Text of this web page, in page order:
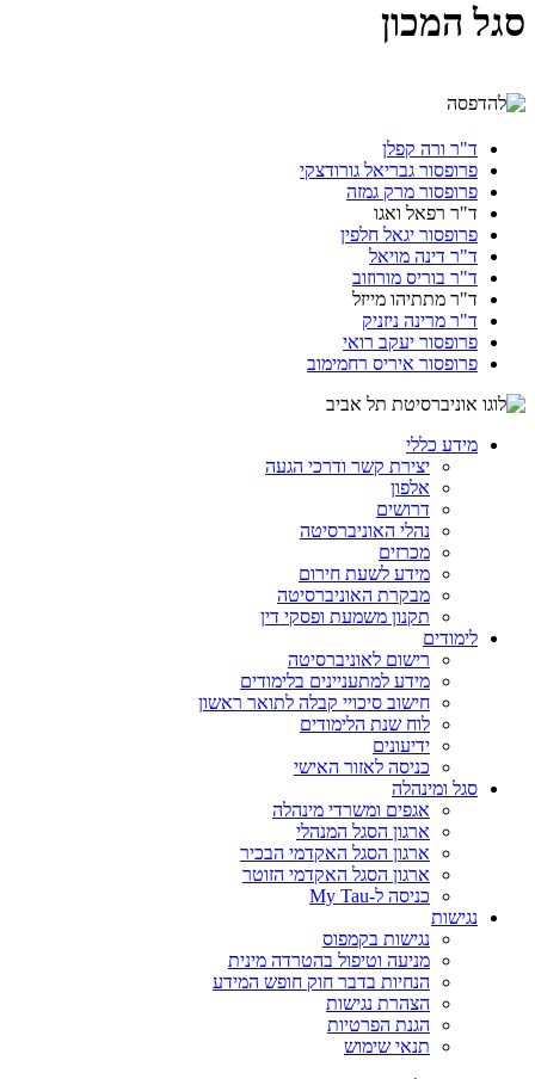
סגל המכון
ד"ר ורה קפלן
פרופסור גבריאל גורודצקי
פרופסור מרק גמזה
ד"ר רפאל ואגו
פרופסור יגאל חלפין
ד"ר דינה מויאל
ד"ר בוריס מורוזוב
ד"ר מתתיהו מייזל
ד"ר מרינה ניזניק
פרופסור יעקב רואי
פרופסור איריס רחמימוב
מידע כללי
יצירת קשר ודרכי הגעה
אלפון
דרושים
נהלי האוניברסיטה
מכרזים
מידע לשעת חירום
מבקרת האוניברסיטה
תקנון משמעת ופסקי דין
לימודים
רישום לאוניברסיטה
מידע למתעניינים בלימודים
חישוב סיכויי קבלה לתואר ראשון
לוח שנת הלימודים
ידיעונים
כניסה לאזור האישי
סגל ומינהלה
אגפים ומשרדי מינהלה
ארגון הסגל המנהלי
ארגון הסגל האקדמי הבכיר
ארגון הסגל האקדמי הזוטר
כניסה ל-My Tau
נגישות
נגישות בקמפוס
מניעה וטיפול בהטרדה מינית
הנחיות בדבר חוק חופש המידע
הצהרת נגישות
הגנת הפרטיות
תנאי שימוש